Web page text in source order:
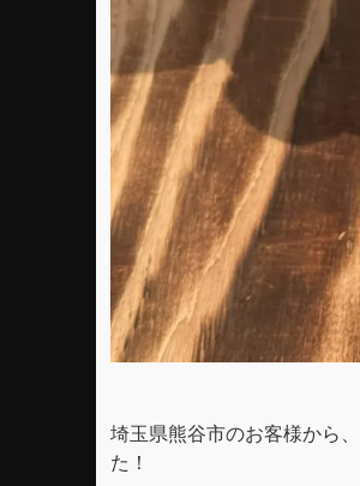
埼玉県熊谷市のお客様から、
た！